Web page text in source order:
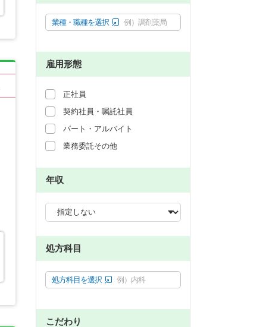
業種・職種を選択 例）調剤薬局
雇用形態
正社員
契約社員・嘱託社員
パート・アルバイト
業務委託その他
年収
処方科目
処方科目を選択 例）内科
こだわり